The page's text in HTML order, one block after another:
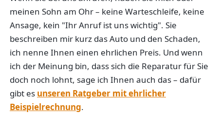
meinen Sohn am Ohr – keine Warteschleife, keine
Ansage, kein "Ihr Anruf ist uns wichtig". Sie
beschreiben mir kurz das Auto und den Schaden,
ich nenne Ihnen einen ehrlichen Preis. Und wenn
ich der Meinung bin, dass sich die Reparatur für Sie
doch noch lohnt, sage ich Ihnen auch das – dafür
gibt es unseren Ratgeber mit ehrlicher
Beispielrechnung.